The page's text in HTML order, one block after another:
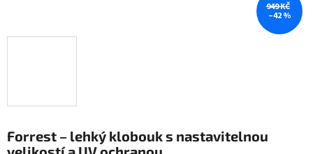
Forrest – lehký klobouk s nastavitelnou
949 KČ
–42 %